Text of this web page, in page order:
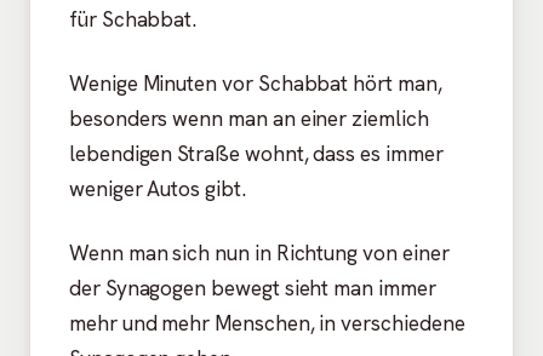
für Schabbat.
Wenige Minuten vor Schabbat hört man,
besonders wenn man an einer ziemlich
lebendigen Straße wohnt, dass es immer
weniger Autos gibt.
Wenn man sich nun in Richtung von einer
der Synagogen bewegt sieht man immer
mehr und mehr Menschen, in verschiedene